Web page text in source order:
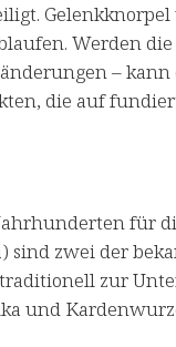
Werden
–
die auf
für
sind zwei der
zur
und